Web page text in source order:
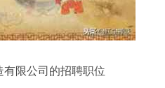
有限公司的招聘职位